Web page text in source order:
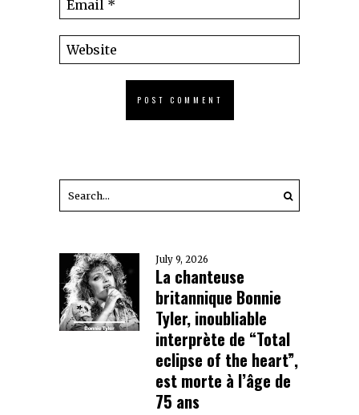
July 9, 2026
La chanteuse
britannique Bonnie
Tyler, inoubliable
interprète de “Total
eclipse of the heart”,
est morte à l’âge de
75 ans